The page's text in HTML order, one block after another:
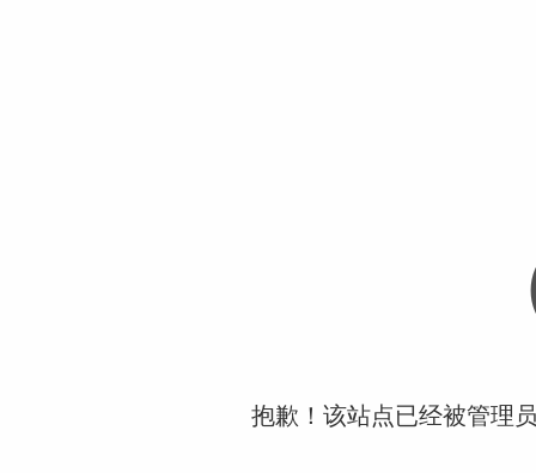
抱歉！该站点已经被管理